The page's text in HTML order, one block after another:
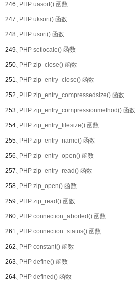
246、PHP uasort() 函数
247、PHP uksort() 函数
248、PHP usort() 函数
249、PHP setlocale() 函数
250、PHP zip_close() 函数
251、PHP zip_entry_close() 函数
252、PHP zip_entry_compressedsize() 函数
253、PHP zip_entry_compressionmethod() 函数
254、PHP zip_entry_filesize() 函数
255、PHP zip_entry_name() 函数
256、PHP zip_entry_open() 函数
257、PHP zip_entry_read() 函数
258、PHP zip_open() 函数
259、PHP zip_read() 函数
260、PHP connection_aborted() 函数
261、PHP connection_status() 函数
262、PHP constant() 函数
263、PHP define() 函数
264、PHP defined() 函数